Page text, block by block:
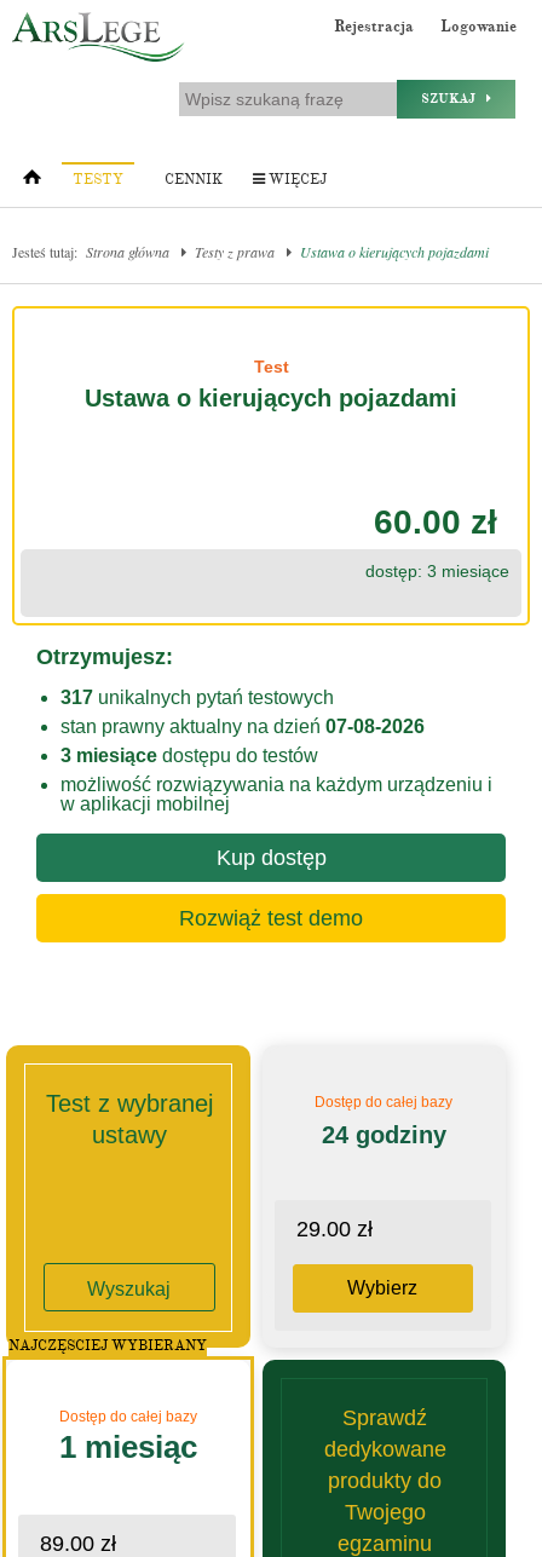
Rejestracja Logowanie
SZUKAJ
TESTY CENNIK WIĘCEJ
Jesteś tutaj: Strona główna Testy z prawa Ustawa o kierujących pojazdami
Test
Ustawa o kierujących pojazdami
60.00 zł
dostęp: 3 miesiące
Otrzymujesz:
317 unikalnych pytań testowych
stan prawny aktualny na dzień 07-08-2026
3 miesiące dostępu do testów
możliwość rozwiązywania na każdym urządzeniu i
w aplikacji mobilnej
Kup dostęp
Rozwiąż test demo
Test z wybranej
ustawy
Wyszukaj
Dostęp do całej bazy
24 godziny
29.00 zł
Wybierz
Dostęp do całej bazy
1 miesiąc
89.00 zł
NAJCZĘSCIEJ WYBIERANY
Sprawdź
dedykowane
produkty do
Twojego
egzaminu